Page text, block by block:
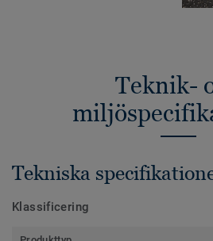
Teknik-
Tekniska
Klassificering